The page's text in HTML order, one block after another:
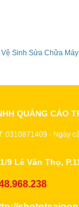
Vệ Sinh Sửa Chữa
QUẢNG CÁO
0310871409 - Ngày
9 Lê Văn Thọ,